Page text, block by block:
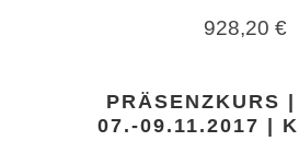
928,20 €
PRÄSENZKURS
07.-09.11.2017 |